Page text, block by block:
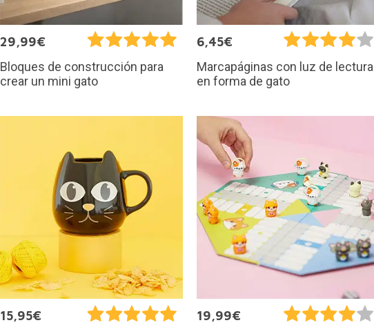
29,99€
Bloques de construcción para
crear un mini gato
6,45€
Marcapáginas con luz de lectura
en forma de gato
15,95€
19,99€